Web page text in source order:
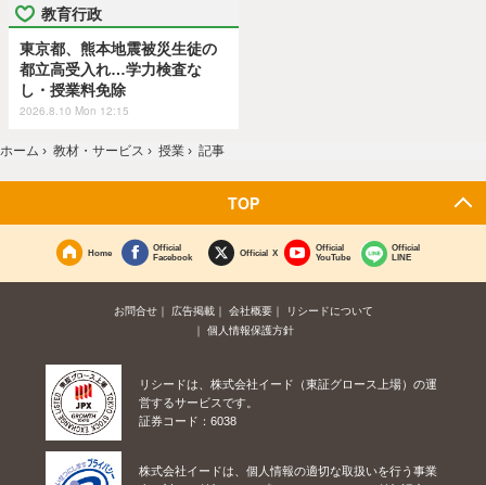
教育行政
東京都、熊本地震被災生徒の
都立高受入れ…学力検査な
し・授業料免除
2026.8.10 Mon 12:15
ホーム › 教材・サービス › 授業 › 記事
TOP
Home
Official
Facebook
Official X
Official
YouTube
Official
LINE
お問合せ 広告掲載 会社概要
リシードについて
個人情報保護方針
リシードは、株式会社イード（東証グロース上場）の運
営するサービスです。
証券コード：6038
株式会社イードは、個人情報の適切な取扱いを行う事業